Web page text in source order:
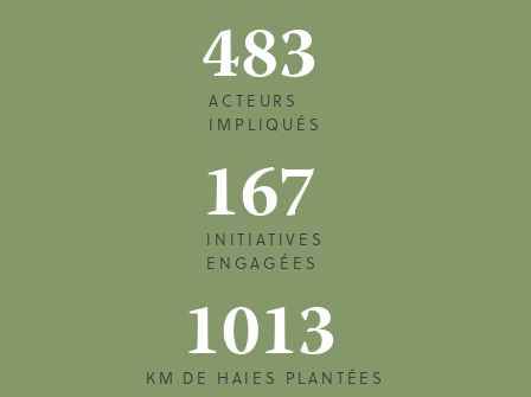
483
ACTEURS
IMPLIQUÉS
167
INITIATIVES
ENGAGÉES
1013
KM DE HAIES PLANTÉES